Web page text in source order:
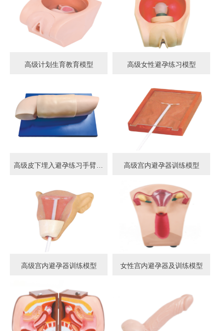
高级计划生育教育模型 高级女性避孕练习模型
高级皮下埋入避孕练习手臂模型 高级宫内避孕器训练模型
高级宫内避孕器训练模型 女性宫内避孕器及训练模型